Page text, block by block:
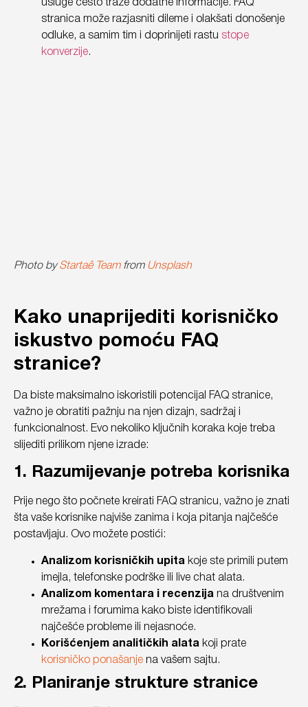
usluge često traže dodatne informacije. FAQ
stranica može razjasniti dileme i olakšati donošenje
odluke, a samim tim i doprinijeti rastu stope
konverzije.
Photo by Startaê Teamfrom Unsplash
Kako unaprijediti korisničko
iskustvo pomoću FAQ
stranice?
Da biste maksimalno iskoristili potencijal FAQ stranice,
važno je obratiti pažnju na njen dizajn, sadržaj i
funkcionalnost. Evo nekoliko ključnih koraka koje treba
slijediti prilikom njene izrade:
1. Razumijevanje potreba korisnika
Prije nego što počnete kreirati FAQ stranicu, važno je znati
šta vaše korisnike najviše zanima i koja pitanja najčešće
postavljaju. Ovo možete postići:
Analizom korisničkih upita koje ste primili putem
imejla, telefonske podrške ili live chat alata.
Analizom komentara i recenzija na društvenim
mrežama i forumima kako biste identifikovali
najčešće probleme ili nejasnoće.
Korišćenjem analitičkih alata koji prate
korisničko ponašanje na vašem sajtu.
2. Planiranje strukture stranice